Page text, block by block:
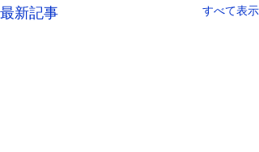
最新記事 すべて表示